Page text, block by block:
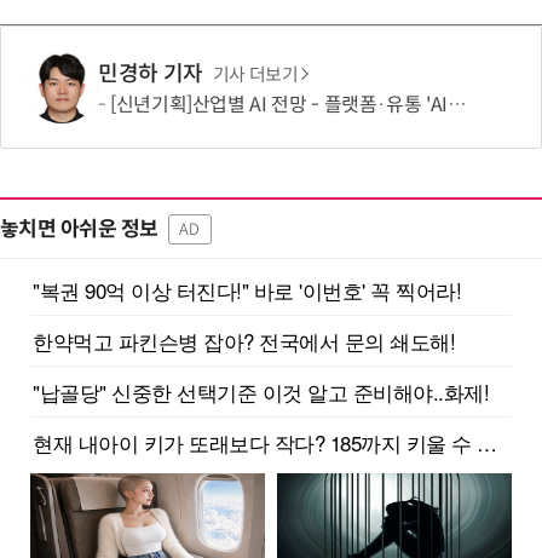
민경하 기자 기사 더보기
[신년기획]산업별 AI 전망 - 플랫폼·유통 'AI 에이전트 시대' 개막
놓치면 아쉬운 정보 AD